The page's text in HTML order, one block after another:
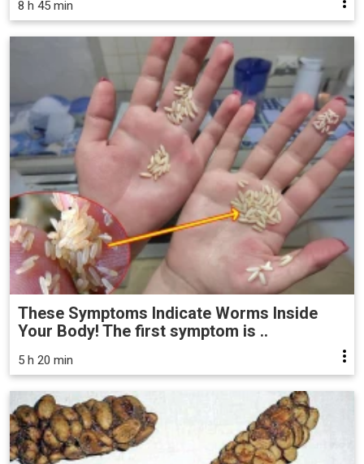
8 h 45 min
These Symptoms Indicate Worms Inside
Your Body! The first symptom is ..
5 h 20 min